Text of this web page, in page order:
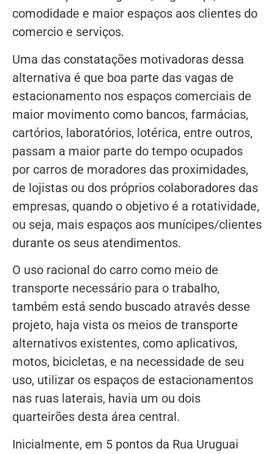
comodidade e maior espaços aos clientes do
comercio e serviços.
Uma das constatações motivadoras dessa
alternativa é que boa parte das vagas de
estacionamento nos espaços comerciais de
maior movimento como bancos, farmácias,
cartórios, laboratórios, lotérica, entre outros,
passam a maior parte do tempo ocupados
por carros de moradores das proximidades,
de lojistas ou dos próprios colaboradores das
empresas, quando o objetivo é a rotatividade,
ou seja, mais espaços aos munícipes/clientes
durante os seus atendimentos.
O uso racional do carro como meio de
transporte necessário para o trabalho,
também está sendo buscado através desse
projeto, haja vista os meios de transporte
alternativos existentes, como aplicativos,
motos, bicicletas, e na necessidade de seu
uso, utilizar os espaços de estacionamentos
nas ruas laterais, havia um ou dois
quarteirões desta área central.
Inicialmente, em 5 pontos da Rua Uruguai